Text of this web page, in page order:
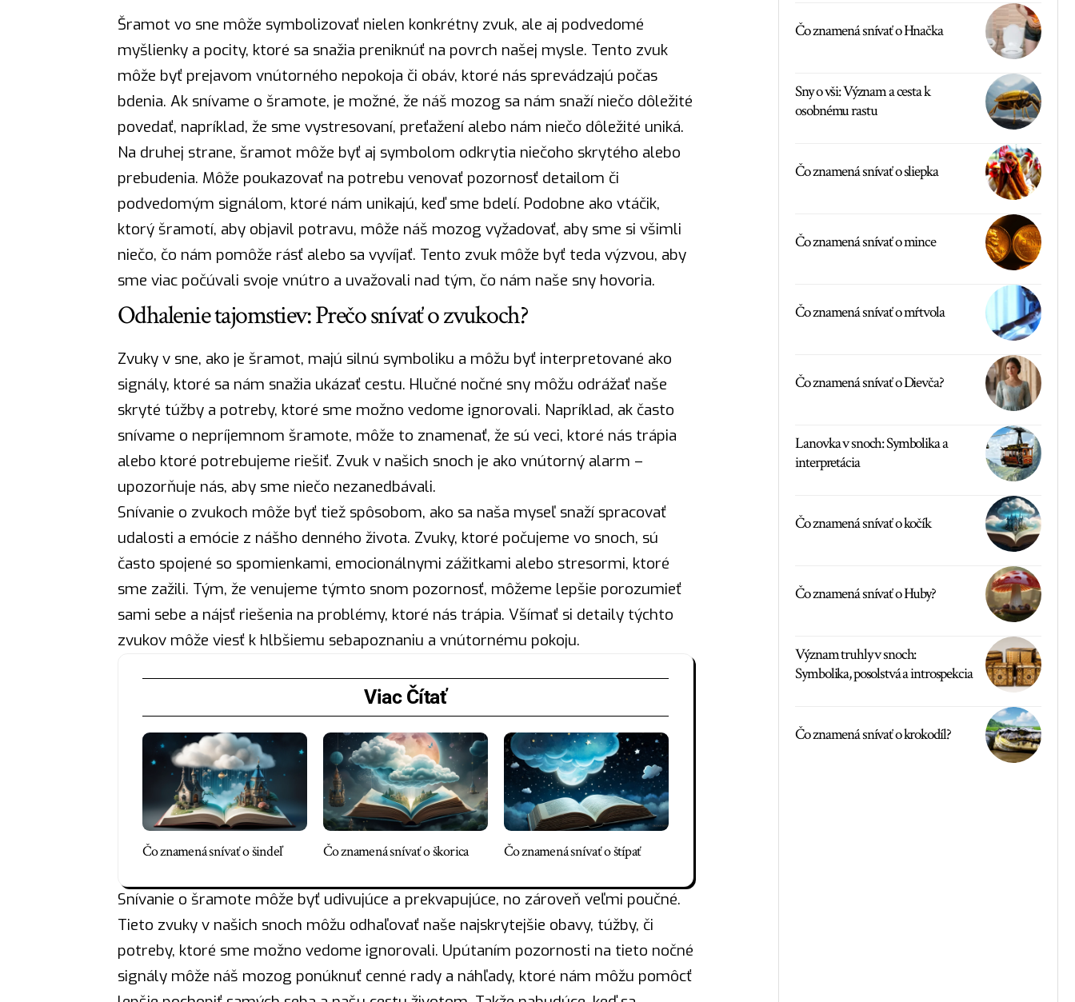
Šramot vo sne môže symbolizovať nielen konkrétny zvuk, ale aj podvedomé
myšlienky a pocity, ktoré sa snažia preniknúť na povrch našej mysle. Tento zvuk
môže byť prejavom vnútorného nepokoja či obáv, ktoré nás sprevádzajú počas
bdenia. Ak snívame o šramote, je možné, že náš mozog sa nám snaží niečo dôležité
povedať, napríklad, že sme vystresovaní, preťažení alebo nám niečo dôležité uniká.
Na druhej strane, šramot môže byť aj symbolom odkrytia niečoho skrytého alebo
prebudenia. Môže poukazovať na potrebu venovať pozornosť detailom či
podvedomým signálom, ktoré nám unikajú, keď sme bdelí. Podobne ako vtáčik,
ktorý šramotí, aby objavil potravu, môže náš mozog vyžadovať, aby sme si všimli
niečo, čo nám pomôže rásťalebo sa vyvíjať. Tento zvuk môže byť teda výzvou, aby
sme viac počúvali svoje vnútro a uvažovali nad tým, čo nám naše sny hovoria.
Odhalenie tajomstiev: Prečo snívať o zvukoch?
Zvuky v sne, ako je šramot, majú silnú symboliku a môžu byť interpretované ako
signály, ktoré sa nám snažia ukázať cestu. Hlučné nočné sny môžu odrážať naše
skryté túžby a potreby, ktoré sme možno vedome ignorovali. Napríklad, ak často
snívame o nepríjemnom šramote, môže to znamenať, že sú veci, ktoré nás trápia
alebo ktoré potrebujeme riešiť. Zvuk v našich snoch je ako vnútorný alarm –
upozorňuje nás, aby sme niečo nezanedbávali.
Snívanie o zvukoch môže byť tiež spôsobom, ako sa naša myseľ snaží spracovať
udalosti a emócie z nášho denného života. Zvuky, ktoré počujeme vo snoch, sú
často spojené so spomienkami, emocionálnymi zážitkami alebo stresormi, ktoré
sme zažili. Tým, že venujeme týmto snom pozornosť, môžeme lepšie porozumieť
sami sebe a nájsťriešenia na problémy, ktoré nás trápia. Všímať si detaily týchto
zvukov môže viesť k hlbšiemu sebapoznaniu a vnútornému pokoju.
Viac Čítať
Čo znamená snívať o šindeľ Čo znamená snívať o škorica Čo znamená snívať o štípať
Snívanie o šramote môže byť udivujúce a prekvapujúce, no zároveň veľmi poučné.
Tieto zvuky v našich snoch môžu odhaľovať naše najskrytejšie obavy, túžby, či
potreby, ktoré sme možno vedome ignorovali. Upútaním pozornosti na tieto nočné
signály môže náš mozog ponúknuť cenné rady a náhľady, ktoré nám môžu pomôcť
Čo znamená snívať o Hnačka
Sny o vši: Význam a cesta k
osobnému rastu
Čo znamená snívať o sliepka
Čo znamená snívať o mince
Čo znamená snívať o mŕtvola
Čo znamená snívať o Dievča?
Lanovka v snoch: Symbolika a
interpretácia
Čo znamená snívať o kočík
Čo znamená snívať o Huby?
Význam truhly v snoch:
Symbolika, posolstvá a introspekcia
Čo znamená snívať o krokodíl?